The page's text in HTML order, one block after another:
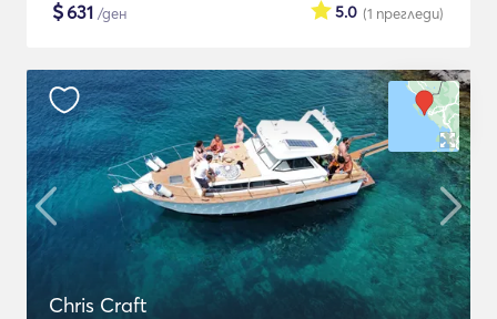
$631 /ден (1 прегледи)
5.0
Chris Craft